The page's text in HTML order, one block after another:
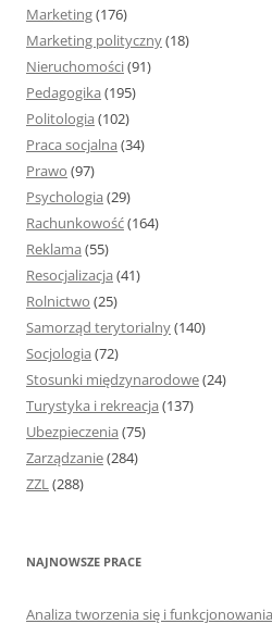
Marketing(176)
Marketing polityczny(18)
Nieruchomości(91)
Pedagogika (195)
Politologia (102)
Praca socjalna (34)
Prawo (97)
Psychologia (29)
Rachunkowość(164)
Reklama (55)
Resocjalizacja (41)
Rolnictwo (25)
Samorząd terytorialny(140)
Socjologia (72)
Stosunki międzynarodowe(24)
Turystyka i rekreacja (137)
Ubezpieczenia (75)
Zarządzanie(284)
ZZL(288)
NAJNOWSZE PRACE
Analiza tworzenia się i